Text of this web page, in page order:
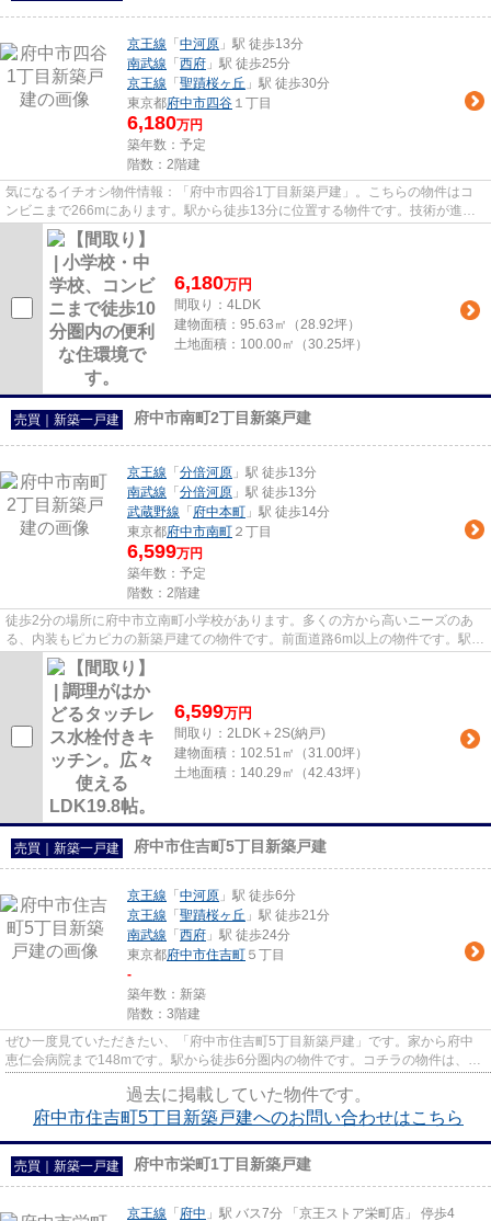
京王線 「 中河原 」駅 徒歩13分
南武線 「 西府 」駅 徒歩25分
京王線 「 聖蹟桜ヶ丘 」駅 徒歩30分
東京都府中市四谷 １丁目
6,180万円
築年数：予定
階数：2階建
気になるイチオシ物件情報：「府中市四谷1丁目新築戸建」。こちらの物件はコ
ンビニまで266mにあります。駅から徒歩13分に位置する物件です。技術が進歩
してきている制震構造で、地震を...
6,180万円
間取り：4LDK
建物面積： 95.63㎡（28.92坪）
土地面積： 100.00㎡（30.25坪）
売買｜新築一戸建 府中市南町2丁目新築戸建
京王線 「 分倍河原 」駅 徒歩13分
南武線 「 分倍河原 」駅 徒歩13分
武蔵野線 「 府中本町 」駅 徒歩14分
東京都府中市南町 ２丁目
6,599万円
築年数：予定
階数：2階建
徒歩2分の場所に府中市立南町小学校があります。多くの方から高いニーズのあ
る、内装もピカピカの新築戸建ての物件です。前面道路6m以上の物件です。駅ま
で歩いて13分ほどの物件です。...
6,599万円
間取り：2LDK＋2S(納戸)
建物面積： 102.51㎡（31.00坪）
土地面積： 140.29㎡（42.43坪）
売買｜新築一戸建 府中市住吉町5丁目新築戸建
京王線 「 中河原 」駅 徒歩6分
京王線 「 聖蹟桜ヶ丘 」駅 徒歩21分
南武線 「 西府 」駅 徒歩24分
東京都府中市住吉町 ５丁目
-
築年数：新築
階数：3階建
ぜひ一度見ていただきたい、「府中市住吉町5丁目新築戸建」です。家から府中
恵仁会病院まで148mです。駅から徒歩6分圏内の物件です。コチラの物件は、新
過去に掲載していた物件です。
府中市住吉町5丁目新築戸建へのお問い合わせはこちら
売買｜新築一戸建 府中市栄町1丁目新築戸建
京王線 「 府中 」駅 バス7分 「京王ストア栄町店」 停歩4